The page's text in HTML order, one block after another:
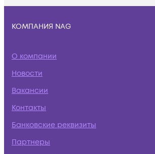
КОМПАНИЯ NAG
О компании
Новости
Вакансии
Контакты
Банковские реквизиты
Партнеры